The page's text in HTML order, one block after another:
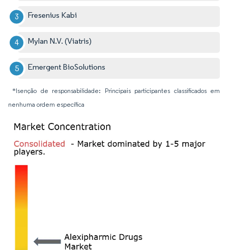
Fresenius Kabi
Mylan N.V. (Viatris)
Emergent BioSolutions
*Isenção de responsabilidade: Principais participantes classificados em
nenhuma ordem específica